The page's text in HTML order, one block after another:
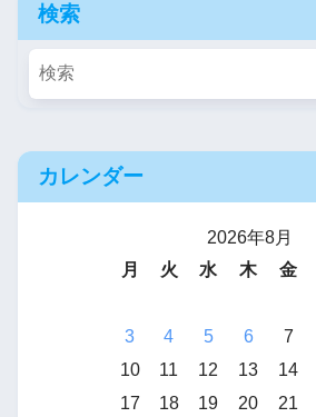
検索
カレンダー
2026年8月
月
火 水 木 金
3
4 5 6 7
10
11 12 13 14
17
18 19 20 21